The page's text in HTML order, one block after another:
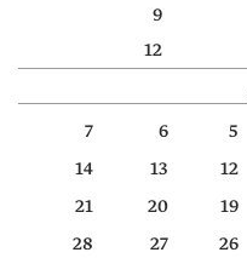
9
12
5
6
7
12
13
14
19
20
21
26
27
28